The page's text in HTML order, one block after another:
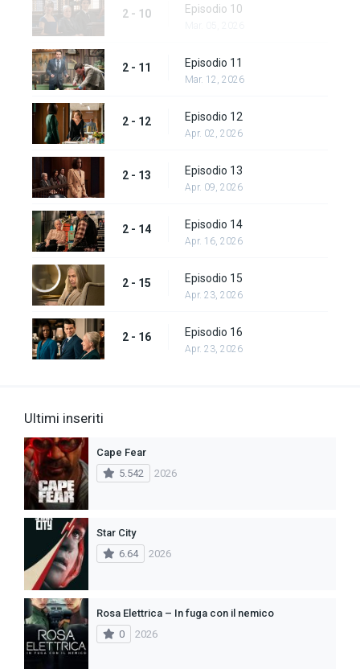
2 - 10 Episodio 10
2 - 11 Episodio 11
Mar. 12, 2026
2 - 12 Episodio 12
Apr. 02, 2026
2 - 13 Episodio 13
Apr. 09, 2026
2 - 14 Episodio 14
Apr. 16, 2026
2 - 15 Episodio 15
Apr. 23, 2026
2 - 16 Episodio 16
Apr. 23, 2026
Ultimi inseriti
Cape Fear
5.542
2026
Star City
6.64
2026
Rosa Elettrica – In fuga con il nemico
0
2026